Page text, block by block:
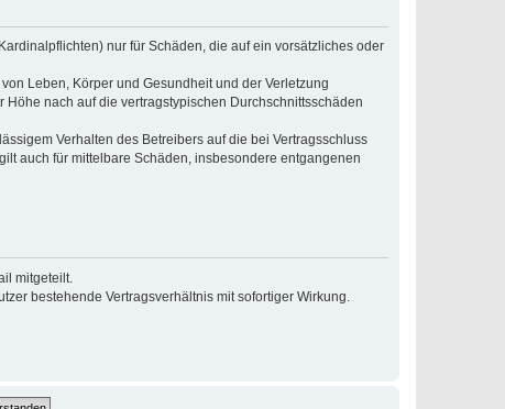
nur für Schäden, die auf ein vorsätzliches oder
Leben, Körper und Gesundheit und der Verletzung
nach auf die vertragstypischen Durchschnittsschäden
Verhalten des Betreibers auf die bei Vertragsschluss
auch für mittelbare Schäden, insbesondere entgangenen
mitgeteilt.
bestehende Vertragsverhältnis mit sofortiger Wirkung.